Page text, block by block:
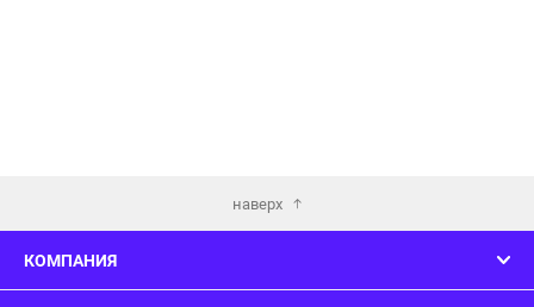
наверх
КОМПАНИЯ